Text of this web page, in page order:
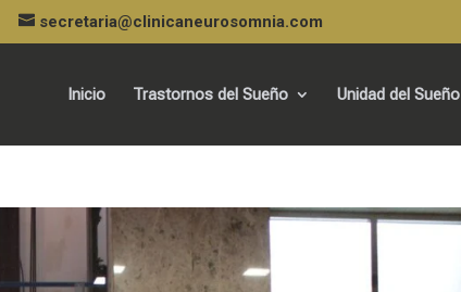
secretaria@clinicaneurosomnia.com
Inicio Trastornos del Sueño Unidad del Sueño